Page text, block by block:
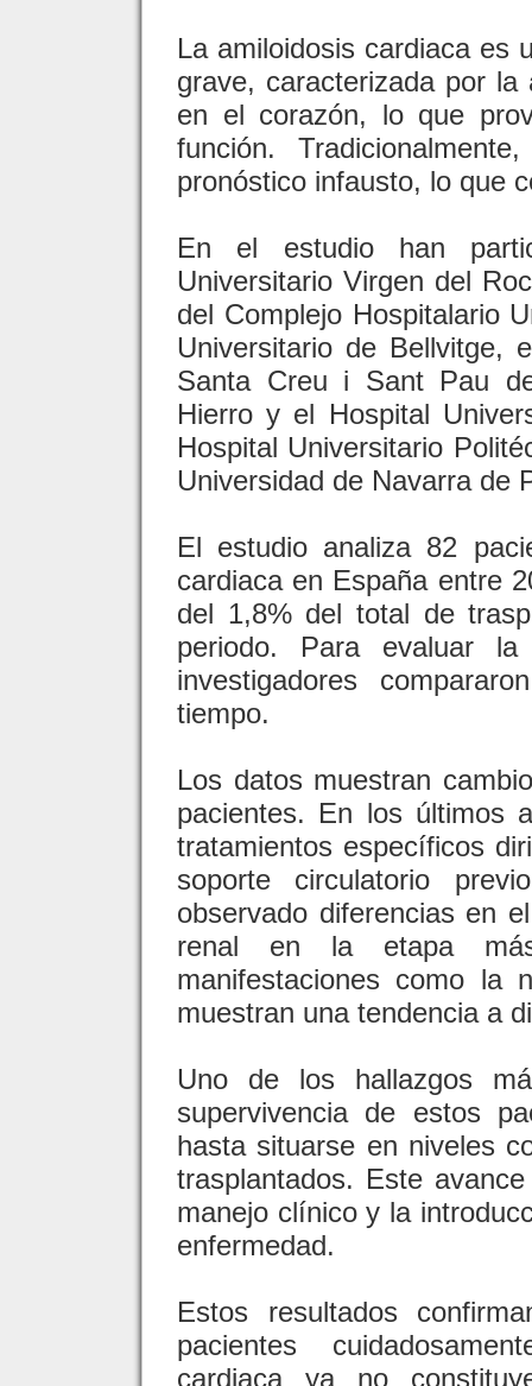
La amiloidosis cardiaca es
grave, caracterizada por
en el corazón, lo que
función.
pronóstico infausto, lo que
En el estudio han
Universitario Virgen del
del Complejo Hospitalario
Universitario de Bellvitge,
Santa Creu i Sant Pau
Hierro y el Hospital
Hospital Universitario
Universidad de Navarra de
El estudio analiza 82
cardiaca en España entre
del 1,8% del total de
periodo. Para evaluar
investigadores
tiempo.
Los datos muestran
pacientes. En los últimos
tratamientos específicos
soporte circulatorio
observado diferencias en
renal en la etapa
manifestaciones como la
muestran una tendencia a
Uno de los hallazgos
supervivencia de estos
hasta situarse en niveles
trasplantados. Este
manejo clínico y la
enfermedad.
Estos resultados
pacientes
cardiaca ya no